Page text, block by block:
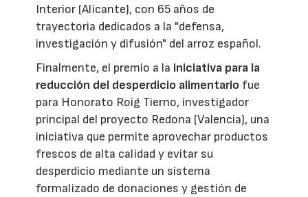
Interior (Alicante), con 65 años de
trayectoria dedicados a la "defensa,
investigación y difusión" del arroz español.
Finalmente, el premio a la iniciativa para la
reducción del desperdicio alimentario fue
para Honorato Roig Tierno, investigador
principal del proyecto Redona (Valencia), una
iniciativa que permite aprovechar productos
frescos de alta calidad y evitar su
desperdicio mediante un sistema
formalizado de donaciones y gestión de